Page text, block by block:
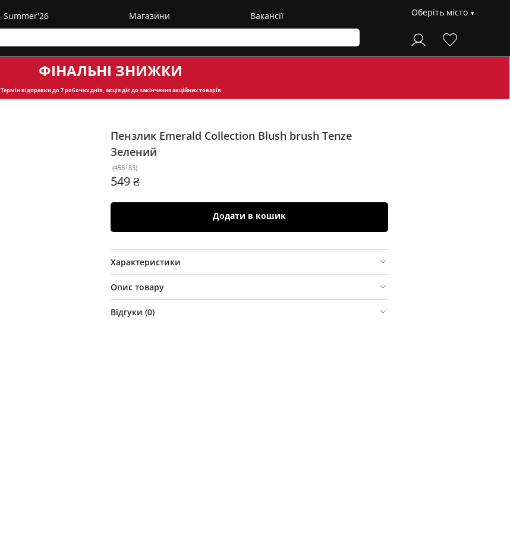
Summer'26 Магазини Вакансії Оберіть місто
ФІНАЛЬНІ ЗНИЖКИ
Термін відправкидо 7 робочих днів, акція діє до закінчення акційних товарів
Пензлик Emerald Collection Blush brush Tenze
Зелений
(455183)
549 ₴
Додати в кошик
Характеристики
Опис товару
Відгуки (0)